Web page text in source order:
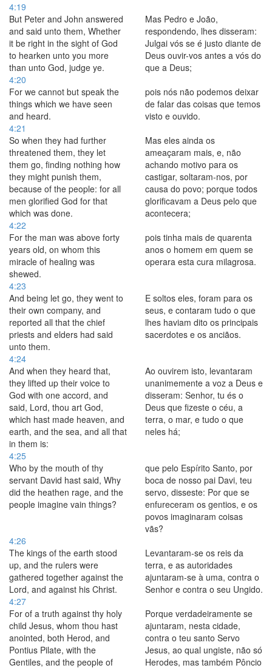
4:19
But Peter and John answered
and said unto them, Whether
it be right in the sight of God
to hearken unto you more
than unto God, judge ye.
Mas Pedro e João,
respondendo, lhes disseram:
Julgai vós se é justo diante de
Deus ouvir-vos antes a vós do
que a Deus;
4:20
For we cannot but speak the
things which we have seen
and heard.
pois nós não podemos deixar
de falar das coisas que temos
visto e ouvido.
4:21
So when they had further
threatened them, they let
them go, finding nothing how
they might punish them,
because of the people: for all
men glorified God for that
which was done.
Mas eles ainda os
ameaçaram mais, e, não
achando motivo para os
castigar, soltaram-nos, por
causa do povo; porque todos
glorificavam a Deus pelo que
acontecera;
4:22
For the man was above forty
years old, on whom this
miracle of healing was
shewed.
pois tinha mais de quarenta
anos o homem em quem se
operara esta cura milagrosa.
4:23
And being let go, they went to
their own company, and
reported all that the chief
priests and elders had said
unto them.
E soltos eles, foram para os
seus, e contaram tudo o que
lhes haviam dito os principais
sacerdotes e os anciãos.
4:24
And when they heard that,
they lifted up their voice to
God with one accord, and
said, Lord, thou art God,
which hast made heaven, and
earth, and the sea, and all that
in them is:
Ao ouvirem isto, levantaram
unanimemente a voz a Deus e
disseram: Senhor, tu és o
Deus que fizeste o céu, a
terra, o mar, e tudo o que
neles há;
4:25
Who by the mouth of thy
servant David hast said, Why
did the heathen rage, and the
people imagine vain things?
que pelo Espírito Santo, por
boca de nosso pai Davi, teu
servo, disseste: Por que se
enfureceram os gentios, e os
povos imaginaram coisas
vãs?
4:26
The kings of the earth stood
up, and the rulers were
gathered together against the
Lord, and against his Christ.
Levantaram-se os reis da
terra, e as autoridades
ajuntaram-se à uma, contra o
Senhor e contra o seu Ungido.
4:27
For of a truth against thy holy
child Jesus, whom thou hast
anointed, both Herod, and
Pontius Pilate, with the
Gentiles, and the people of
Porque verdadeiramente se
ajuntaram, nesta cidade,
contra o teu santo Servo
Jesus, ao qual ungiste, não só
Herodes, mas também Pôncio